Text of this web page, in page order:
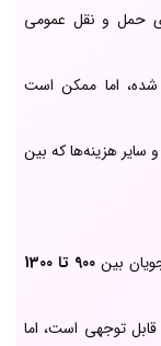
حمل و نقل عمومی
شده، اما ممکن است
سایر هزینه‌ها که بین
بین
900 تا 1300
قابل توجهی است، اما